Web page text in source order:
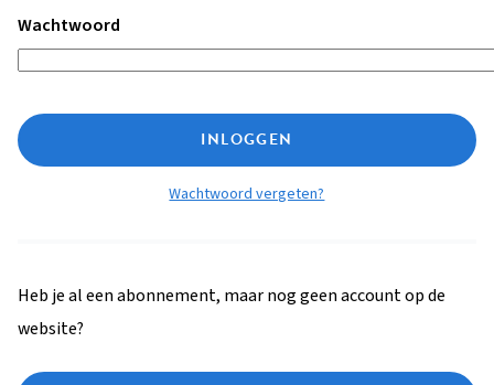
Wachtwoord
INLOGGEN
Wachtwoord vergeten?
Heb je al een abonnement, maar nog geen account op de
website?